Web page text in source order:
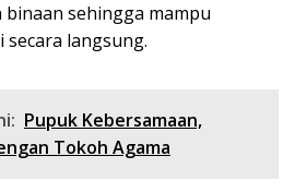
binaan sehingga mampu
langsung.
Pupuk Kebersamaan,
Tokoh Agama